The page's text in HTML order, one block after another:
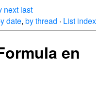
next last
date, by thread · List index
en